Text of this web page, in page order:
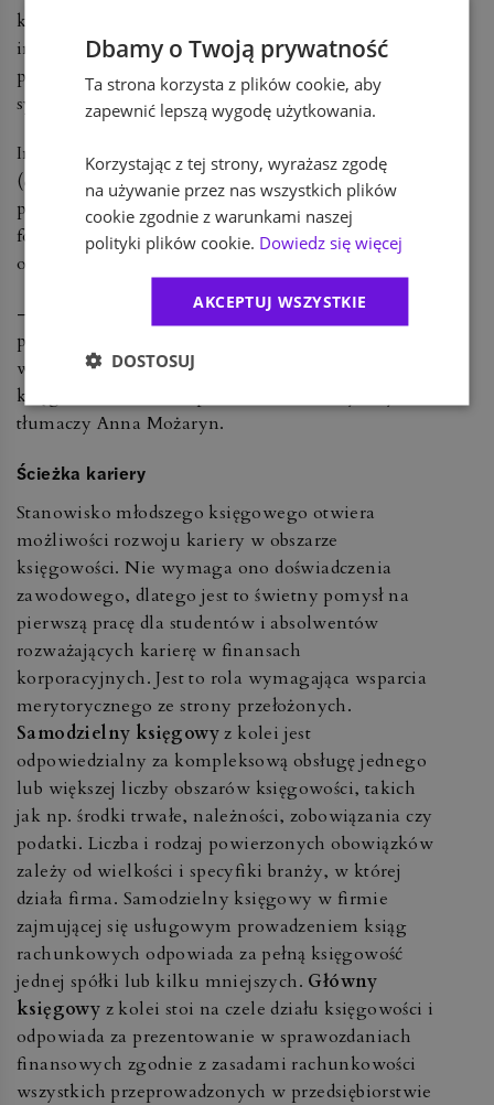
kompleksowego oprogramowania klasy ERP lub
innych programów wspomagających, które
pozwalają na automatyczny transfer danych do
systemu księgowego – wyjaśnia Anna Możaryn.
Innym rozwiązaniem jest oprogramowanie OCR
(optical character recognition)
polegające na
przetwarzaniu dokumentów papierowych na
formę elektroniczną i ich automatycznej dekretacji
oraz księgowaniu.
– Zdecydowanie wszystkie te usprawnienia
przenoszą ciężar pracy księgowego przede
wszystkim na kontrolę i analizę wyników
księgowań w ramach procesów automatycznych –
tłumaczy Anna Możaryn.
Ścieżka kariery
Stanowisko młodszego księgowego otwiera
możliwości rozwoju kariery w obszarze
księgowości. Nie wymaga ono doświadczenia
zawodowego, dlatego jest to świetny pomysł na
pierwszą pracę dla studentów i absolwentów
rozważających karierę w finansach
korporacyjnych. Jest to rola wymagająca wsparcia
merytorycznego ze strony przełożonych.
Samodzielny księgowyz kolei jest
odpowiedzialny za kompleksową obsługę jednego
lub większej liczby obszarów księgowości, takich
jak np. środki trwałe, należności, zobowiązania czy
podatki. Liczba i rodzaj powierzonych obowiązków
zależy od wielkości i specyfiki branży, w której
działa firma. Samodzielny księgowy w firmie
zajmującej się usługowym prowadzeniem ksiąg
rachunkowych odpowiada za pełną księgowość
jednej spółki lub kilku mniejszych. Główny
księgowy z kolei stoi na czele działu księgowości i
odpowiada za prezentowanie w sprawozdaniach
finansowych zgodnie z zasadami rachunkowości
wszystkich przeprowadzonych w przedsiębiorstwie
Dbamy o Twoją prywatność
Ta strona korzysta z plików cookie, aby
zapewnić lepszą wygodę użytkowania.
Korzystając z tej strony, wyrażasz zgodę
na używanie przez nas wszystkich plików
cookie zgodnie z warunkami naszej
polityki plików cookie. Dowiedz się więcej
AKCEPTUJ WSZYSTKIE
DOSTOSUJ